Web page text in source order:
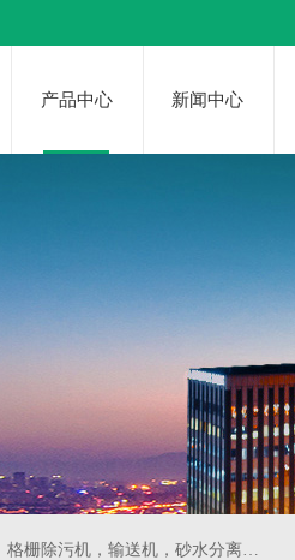
产品中心 新闻中心
，输送机，砂水分离器等水处理设备